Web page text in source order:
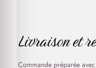
Livraison et
Commande préparée